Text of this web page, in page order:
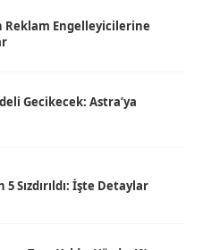
Reklam Engelleyicilerine
Gecikecek: Astra’ya
Sızdırıldı: İşte Detaylar